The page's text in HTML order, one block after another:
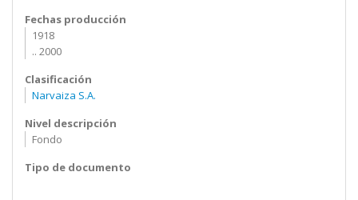
Fechas producción
1918
.. 2000
Clasificación
Narvaiza S.A.
Nivel descripción
Fondo
Tipo de documento